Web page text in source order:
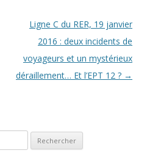
Ligne C du RER, 19 janvier
2016 : deux incidents de
voyageurs et un mystérieux
déraillement… Et l’EPT 12 ? →